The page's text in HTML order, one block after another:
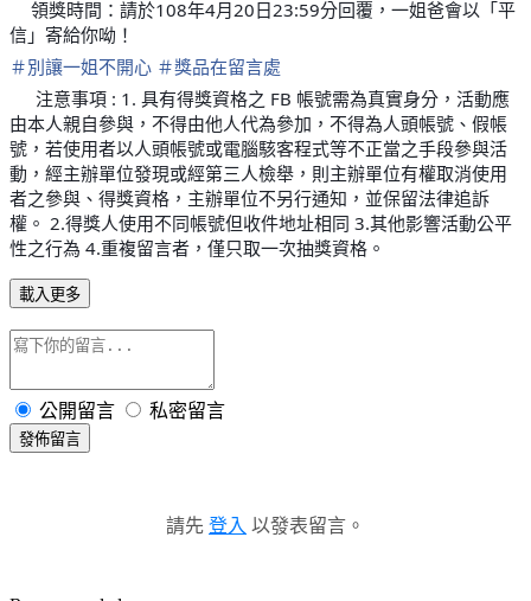
領獎時間：請於108年4月20日23:59分回覆，一姐爸會以「平
信」寄給你呦！
＃別讓一姐不開心 ＃獎品在留言處
注意事項 : 1. 具有得獎資格之 FB 帳號需為真實身分，活動應
由本人親自參與，不得由他人代為參加，不得為人頭帳號、假帳
號，若使用者以人頭帳號或電腦駭客程式等不正當之手段參與活
動，經主辦單位發現或經第三人檢舉，則主辦單位有權取消使用
者之參與、得獎資格，主辦單位不另行通知，並保留法律追訴
權。 2.得獎人使用不同帳號但收件地址相同 3.其他影響活動公平
性之行為 4.重複留言者，僅只取一次抽獎資格。
載入更多
公開留言 私密留言
發佈留言
請先 登入 以發表留言。